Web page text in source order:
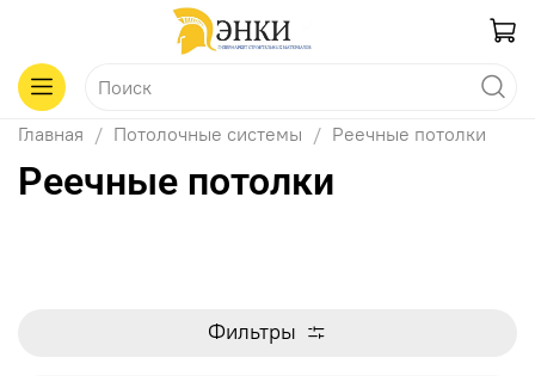
Главная Потолочные системы Реечные потолки
Реечные потолки
Фильтры